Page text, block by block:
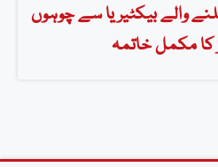
والے بیکٹیریا سے چوہوں
کا مکمل خاتمہ